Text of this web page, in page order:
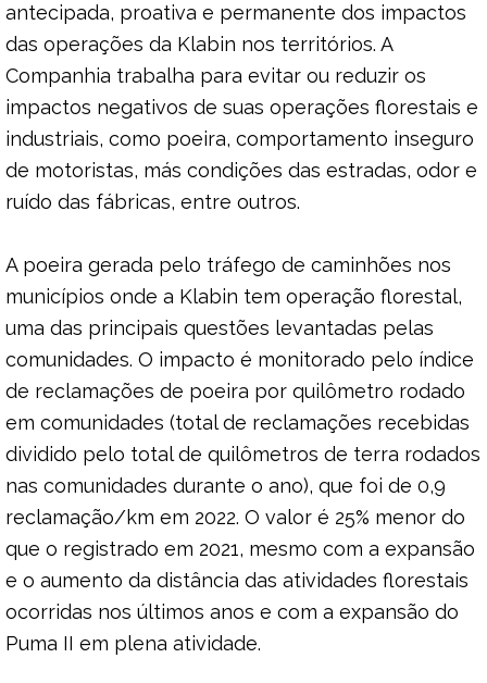
antecipada, proativa e permanente dos impactos
das operações da Klabin nos territórios. A
Companhia trabalha para evitar ou reduzir os
impactos negativos de suas operações florestais e
industriais, como poeira, comportamento inseguro
de motoristas, más condições das estradas, odor e
ruído das fábricas, entre outros.
A poeira gerada pelo tráfego de caminhões nos
municípios onde a Klabin tem operação florestal,
uma das principais questões levantadas pelas
comunidades. O impacto é monitorado pelo índice
de reclamações de poeira por quilômetro rodado
em comunidades (total de reclamações recebidas
dividido pelo total de quilômetros de terra rodados
nas comunidades durante o ano), que foi de 0,9
reclamação/km em 2022. O valor é 25% menor do
que o registrado em 2021, mesmo com a expansão
e o aumento da distância das atividades florestais
ocorridas nos últimos anos e com a expansão do
Puma II em plena atividade.